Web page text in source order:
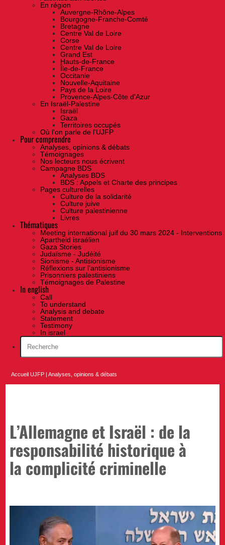
En région
Auvergne-Rhône-Alpes
Bourgogne-Franche-Comté
Bretagne
Centre Val de Loire
Corse
Centre Val de Loire
Grand Est
Hauts-de-France
Île-de-France
Occitanie
Nouvelle-Aquitaine
Pays de la Loire
Provence-Alpes-Côte d'Azur
En Israël-Palestine
Israël
Gaza
Territoires occupés
Où l'on parle de l'UJFP
Pour comprendre
Analyses, opinions & débats
Témoignages
Nos lecteurs nous écrivent
Campagne BDS
Analyses BDS
BDS : Appels et Charte des principes
Pages culturelles
Culture de la solidarité
Culture juive
Culture palestinienne
Livres
Thématiques
Meeting international juif du 30 mars 2024 - Interventions
Apartheid israélien
Gaza Stories
Judaïsme - Judéité
Sionisme - Antisionisme
Réflexions sur l’antisionisme
Prisonniers palestiniens
Témoignages de Palestine
In english
Call
To understand
Analysis and debate
Statement
Testimony
In israel
Accueil UJFP |Analyses, opinions & débats
L’Allemagne et Israël : de la
responsabilité historique à
la complicité criminelle